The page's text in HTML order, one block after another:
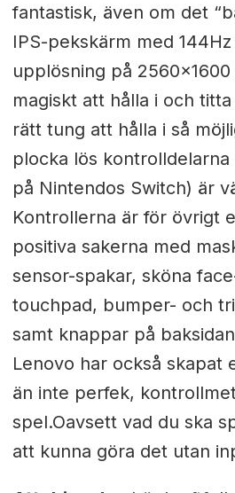
fantastisk, även om det
IPS-pekskärm med
upplösning på
magiskt att hålla i och
rätt tung att hålla i så
plocka lös
på Nintendos Switch) är
Kontrollerna är för övrigt
positiva sakerna med
sensor-spakar, sköna
touchpad, bumper- och
samt knappar på
Lenovo har också skapat
än inte perfek,
spel.Oavsett vad du ska
att kunna göra det utan